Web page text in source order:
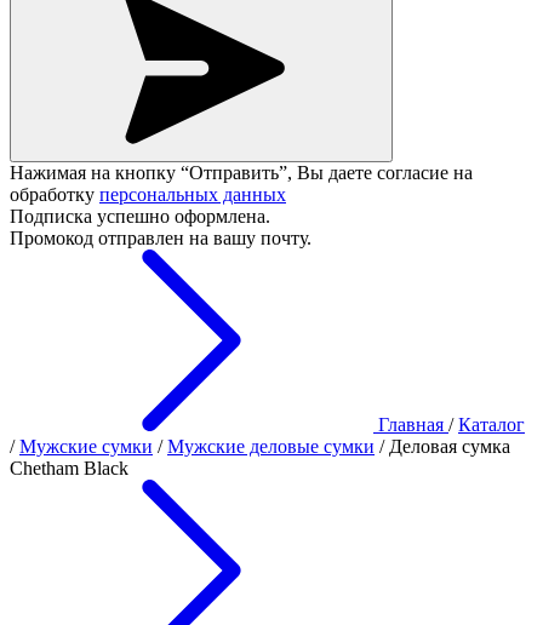
Нажимая на кнопку “Отправить”, Вы даете согласие на
обработку персональных данных
Подписка успешно оформлена.
Промокод отправлен на вашу почту.
Главная / Каталог
/ Мужские сумки / Мужские деловые сумки / Деловая сумка
Chetham Black